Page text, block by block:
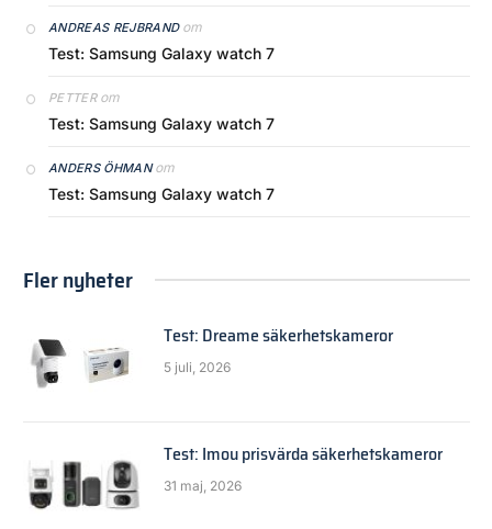
ANDREAS REJBRANDom
Test: Samsung Galaxy watch 7
PETTERom
Test: Samsung Galaxy watch 7
ANDERS ÖHMANom
Test: Samsung Galaxy watch 7
Fler nyheter
Test: Dreame säkerhetskameror
5 juli, 2026
Test: Imou prisvärda säkerhetskameror
31 maj, 2026